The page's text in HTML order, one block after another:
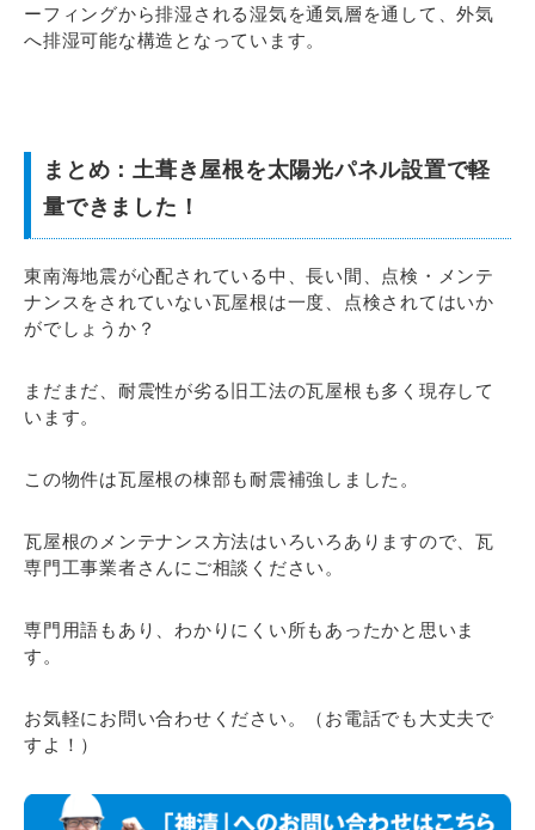
ーフィングから排湿される湿気を通気層を通して、外気
へ排湿可能な構造となっています。
まとめ：土葺き屋根を太陽光パネル設置で軽
量できました！
東南海地震が心配されている中、長い間、点検・メンテ
ナンスをされていない瓦屋根は一度、点検されてはいか
がでしょうか？
まだまだ、耐震性が劣る旧工法の瓦屋根も多く現存して
います。
この物件は瓦屋根の棟部も耐震補強しました。
瓦屋根のメンテナンス方法はいろいろありますので、瓦
専門工事業者さんにご相談ください。
専門用語もあり、わかりにくい所もあったかと思いま
す。
お気軽にお問い合わせください。（お電話でも大丈夫で
すよ！）